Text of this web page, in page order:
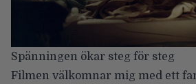
Spänningen ökar steg för steg
Filmen välkomnar mig med ett